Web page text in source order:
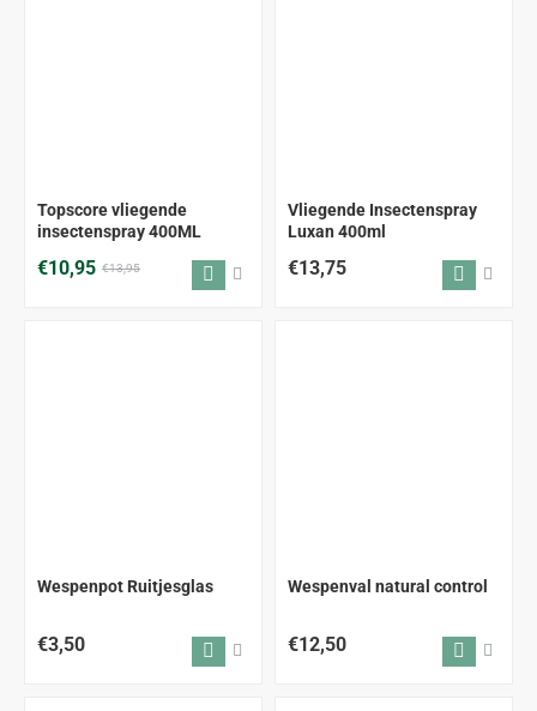
Topscore vliegende
insectenspray 400ML
€10,95 €13,95
Vliegende Insectenspray
Luxan 400ml
€13,75
Wespenpot Ruitjesglas
€3,50
Wespenval natural control
€12,50